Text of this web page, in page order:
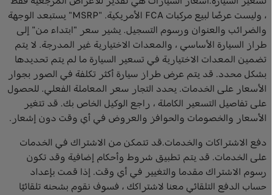
، وليست عرضًا لبيع مركبات FCA الأمريكية. "MSRP" يستبعد الوجهة
والضرائب والعنوان ورسوم التسجيل. يشير سعر "ابتداء من" إلى
طراز السيارة الأساسي ، والمعدات الاختيارية غير المدرجة. لا يتم
تضمين المعدات الاختيارية في تسعير السيارة ما لم يتم تحديدها
بشكل محدد. قد يتم عرض طراز سيارة أكثر تكلفة في الصور بجوار
الأسعار على الخدمات. يحدد التجار سعر المعاملة الفعلي. للحصول
على تفاصيل التسعير الكاملة ، راجع الوكيل الخاص بك. قد تتغير
الأسعار والخصومات والحوافز والعروض في أي وقت دون إشعار.
دفع الاشتراكات والخدمات.قد تتمكن من الاشتراك في الخدمات
على الخدمات. قد يتم تطبيق شروط وأحكام إضافية وقد تكون
رسوم الاشتراك مقدما والتغيير في أي وقت. إذا قمت بإعداد
حساب الدفع التلقائي معنا لاشتراكك ، فسوف نقوم بشحنه تلقائيًا